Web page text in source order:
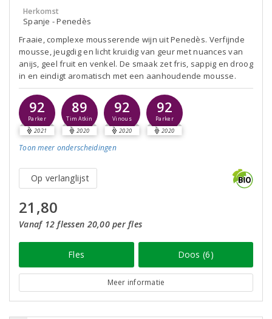
Herkomst
Spanje - Penedès
Fraaie, complexe mousserende wijn uit Penedès. Verfijnde
mousse, jeugdig en licht kruidig van geur met nuances van
anijs, geel fruit en venkel. De smaak zet fris, sappig en droog
in en eindigt aromatisch met een aanhoudende mousse.
92
Parker
2021
89
Tim Atkin
2020
92
Vinous
2020
92
Parker
2020
Toon meer onderscheidingen
Op verlanglijst
21,80
Vanaf 12 flessen 20,00 per fles
Fles Doos (6)
Meer informatie